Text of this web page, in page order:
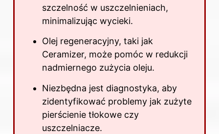
szczelność w uszczelnieniach,
minimalizując wycieki.
Olej regeneracyjny, taki jak
Ceramizer, może pomóc w redukcji
nadmiernego zużycia oleju.
Niezbędna jest diagnostyka, aby
zidentyfikować problemy jak zużyte
pierścienie tłokowe czy
uszczelniacze.